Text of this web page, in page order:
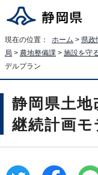
現在の位置： ホーム > 県政
局 > 農地整備課 > 施設を守
デルプラン
静岡県土地
継続計画